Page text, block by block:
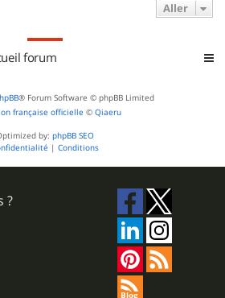
Aller
forum
® Forum Software © phpBB Limited
française officielle © Qiaeru
by: phpBB SEO
| Conditions
?